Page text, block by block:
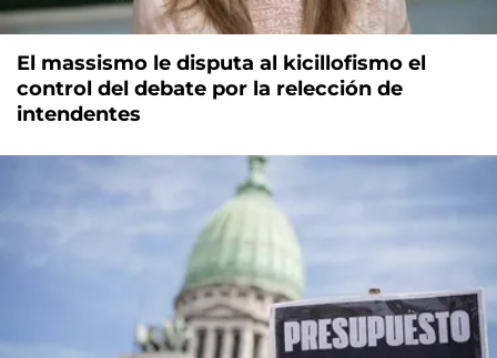
El massismo le disputa al kicillofismo el
control del debate por la relección de
intendentes